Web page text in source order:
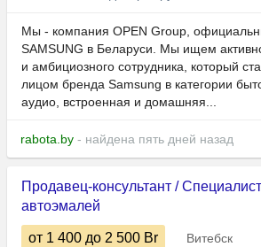
Мы - компания OPEN Group,
SAMSUNG в Беларуси. Мы ищем
и амбициозного сотрудника, который
лицом бренда Samsung в категории
аудио, встроенная и домашняя...
rabota.by - найдена пять дней назад
Продавец-консультант /
автоэмалей
от 1 400 до 2 500 Br
Витебск